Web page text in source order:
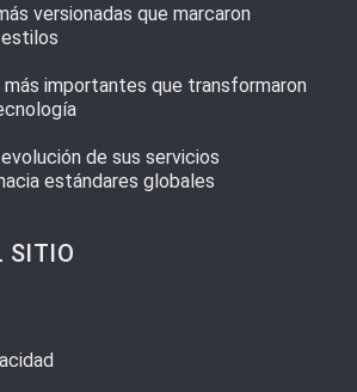
versionadas que marcaron
más importantes que transformaron
de sus servicios
estándares globales
SITIO